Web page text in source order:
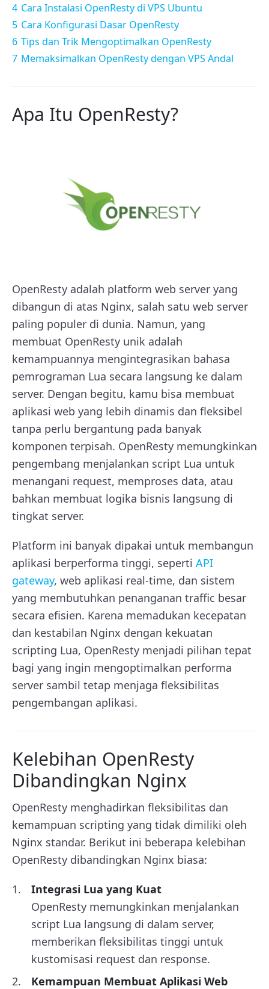
4 Cara Instalasi OpenResty di VPS Ubuntu
5 Cara Konfigurasi Dasar OpenResty
6 Tips dan Trik Mengoptimalkan OpenResty
7 Memaksimalkan OpenResty dengan VPS Andal
Apa Itu OpenResty?
OpenResty adalah platform web server yang
dibangun di atas Nginx, salah satu web server
paling populer di dunia. Namun, yang
membuat OpenResty unik adalah
kemampuannya mengintegrasikan bahasa
pemrograman Lua secara langsung ke dalam
server. Dengan begitu, kamu bisa membuat
aplikasi web yang lebih dinamis dan fleksibel
tanpa perlu bergantung pada banyak
komponen terpisah. OpenResty memungkinkan
pengembang menjalankan script Lua untuk
menangani request, memproses data, atau
bahkan membuat logika bisnis langsung di
tingkat server.
Platform ini banyak dipakai untuk membangun
aplikasi berperforma tinggi, seperti API
gateway, web aplikasi real-time, dan sistem
yang membutuhkan penanganan traffic besar
secara efisien. Karena memadukan kecepatan
dan kestabilan Nginx dengan kekuatan
scripting Lua, OpenResty menjadi pilihan tepat
bagi yang ingin mengoptimalkan performa
server sambil tetap menjaga fleksibilitas
pengembangan aplikasi.
Kelebihan OpenResty
Dibandingkan Nginx
OpenResty menghadirkan fleksibilitas dan
kemampuan scripting yang tidak dimiliki oleh
Nginx standar. Berikut ini beberapa kelebihan
OpenResty dibandingkan Nginx biasa:
Integrasi Lua yang Kuat
OpenResty memungkinkan menjalankan
script Lua langsung di dalam server,
memberikan fleksibilitas tinggi untuk
kustomisasi request dan response.
Kemampuan Membuat Aplikasi Web